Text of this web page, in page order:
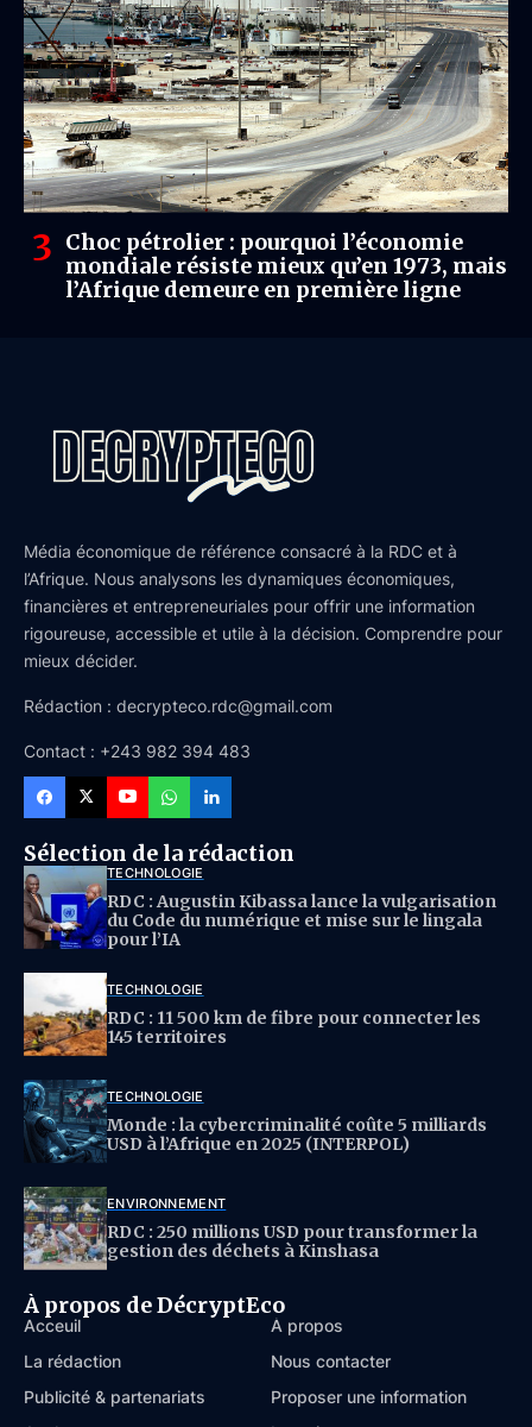
Choc pétrolier : pourquoi l’économie
mondiale résiste mieux qu’en 1973, mais
l’Afrique demeure en première ligne
Média économique de référence consacré à la RDC et à
l’Afrique. Nous analysons les dynamiques économiques,
financières et entrepreneuriales pour offrir une information
rigoureuse, accessible et utile à la décision. Comprendre pour
mieux décider.
Rédaction : decrypteco.rdc@gmail.com
Contact : +243 982 394 483
Sélection de la rédaction
TECHNOLOGIE
RDC : Augustin Kibassa lance la vulgarisation
du Code du numérique et mise sur le lingala
pour l’IA
TECHNOLOGIE
RDC : 11 500 km de fibre pour connecter les
145 territoires
TECHNOLOGIE
Monde : la cybercriminalité coûte 5 milliards
USD à l’Afrique en 2025 (INTERPOL)
ENVIRONNEMENT
RDC : 250 millions USD pour transformer la
gestion des déchets à Kinshasa
À propos de DécryptEco
Acceuil
À propos
La rédaction
Nous contacter
Publicité & partenariats
Proposer une information